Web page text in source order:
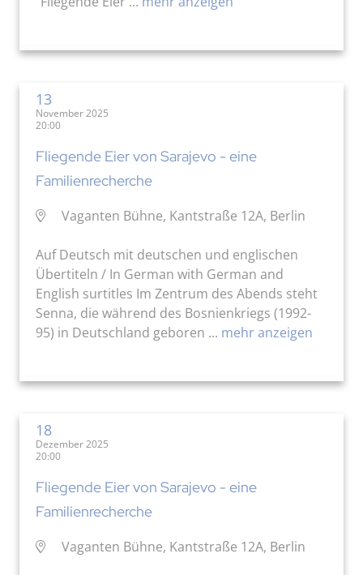
13
November 2025
20:00
Fliegende Eier von Sarajevo - eine
Familienrecherche
Vaganten Bühne, Kantstraße 12A, Berlin
Auf Deutsch mit deutschen und englischen
Übertiteln / In German with German and
English surtitles Im Zentrum des Abends steht
Senna, die während des Bosnienkriegs (1992-
95) in Deutschland geboren ... mehr anzeigen
18
Dezember 2025
20:00
Fliegende Eier von Sarajevo - eine
Familienrecherche
Vaganten Bühne, Kantstraße 12A, Berlin